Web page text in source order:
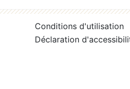
Conditions d'utilisation
Déclaration